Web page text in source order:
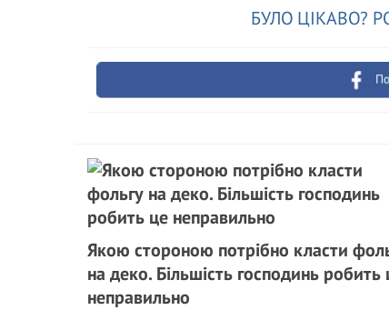
БУЛО ЦІКАВО?
Якою стороною потрібно класти
на деко. Більшість господинь робить
неправильно